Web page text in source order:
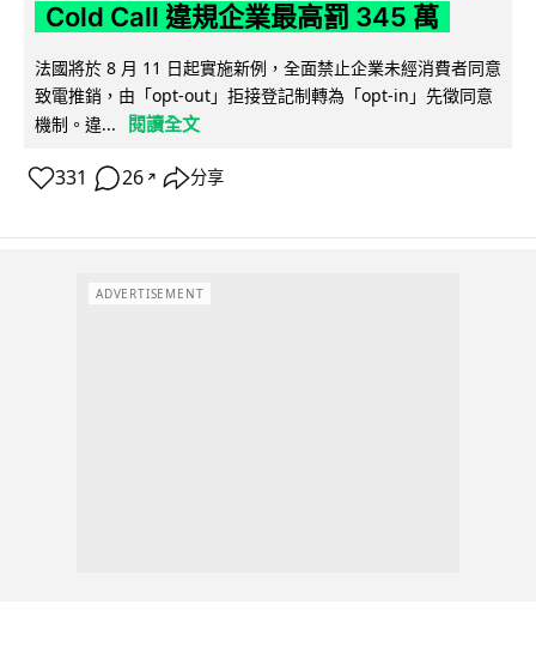
Cold Call 違規企業最高罰 345 萬
法國將於 8 月 11 日起實施新例，全面禁止企業未經消費者同意
致電推銷，由「opt-out」拒接登記制轉為「opt-in」先徵同意
機制。違...
閱讀全文
331 26 ↗ 分享
ADVERTISEMENT